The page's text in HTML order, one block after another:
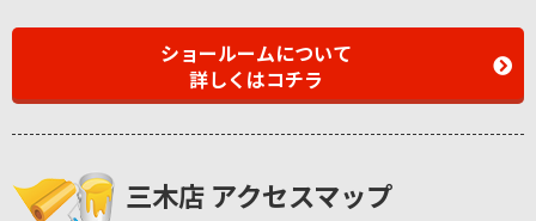
ショールームについて
詳しくはコチラ
三木店 アクセスマップ